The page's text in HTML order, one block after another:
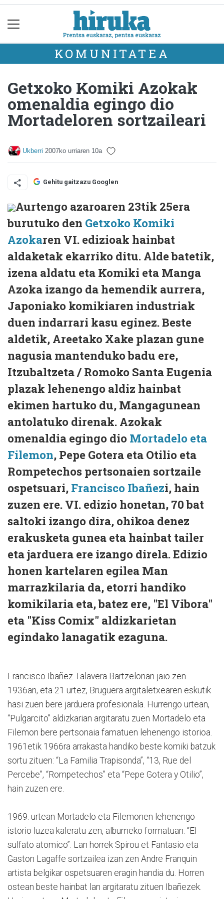
KOMUNITATEA
Getxoko Komiki Azokak
omenaldia egingo dio
Mortadeloren sortzaileari
Ukberri 2007ko urriaren 10a
Gehitu gaitzazu Googlen
Aurtengo azaroaren 23tik 25era
burutuko den Getxoko Komiki
Azokaren VI. edizioak hainbat
aldaketak ekarriko ditu. Alde batetik,
izena aldatu eta Komiki eta Manga
Azoka izango da hemendik aurrera,
Japoniako komikiaren industriak
duen indarrari kasu eginez. Beste
aldetik, Areetako Xake plazan gune
nagusia mantenduko badu ere,
Itzubaltzeta / Romoko Santa Eugenia
plazak lehenengo aldiz hainbat
ekimen hartuko du, Mangagunean
antolatuko direnak. Azokak
omenaldia egingo dio Mortadelo eta
Filemon, Pepe Gotera eta Otilio eta
Rompetechos pertsonaien sortzaile
ospetsuari, Francisco Ibañezi, hain
zuzen ere. VI. edizio honetan, 70 bat
saltoki izango dira, ohikoa denez
erakusketa gunea eta hainbat tailer
eta jarduera ere izango direla. Edizio
honen kartelaren egilea Man
marrazkilaria da, etorri handiko
komikilaria eta, batez ere, "El Vibora"
eta "Kiss Comix" aldizkarietan
egindako lanagatik ezaguna.
Francisco Ibañez Talavera Bartzelonan jaio zen
1936an, eta 21 urtez, Bruguera argitaletxearen eskutik
hasi zuen bere jarduera profesionala. Hurrengo urtean,
“Pulgarcito” aldizkarian argitaratu zuen Mortadelo eta
Filemon bere pertsonaia famatuen lehenengo istorioa.
1961etik 1966ra arrakasta handiko beste komiki batzuk
sortu zituen: “La Familia Trapisonda”, “13, Rue del
Percebe”, “Rompetechos” eta “Pepe Gotera y Otilio”,
hain zuzen ere.
1969. urtean Mortadelo eta Filemonen lehenengo
istorio luzea kaleratu zen, albumeko formatuan: “El
sulfato atomico”. Lan horrek Spirou et Fantasio eta
Gaston Lagaffe sortzailea izan zen Andre Franquin
artista belgikar ospetsuaren eragin handia du. Horren
ostean beste hainbat lan argitaratu zituen Ibañezek.